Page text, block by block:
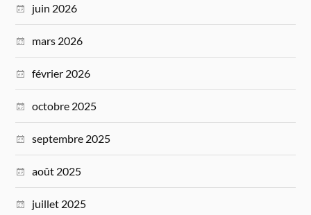
juin 2026
mars 2026
février 2026
octobre 2025
septembre 2025
août 2025
juillet 2025